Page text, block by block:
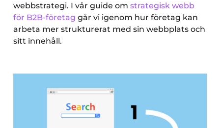
webbstrategi. I vår guide om strategisk webb
för B2B-företag går vi igenom hur företag kan
arbeta mer strukturerat med sin webbplats och
sitt innehåll.